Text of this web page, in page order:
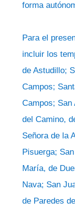
forma
Para el
incluir los
de Astudillo;
Campos;
Campos;
del Camino,
Señora de la
Pisuerga;
María, de
Nava; San
de Paredes